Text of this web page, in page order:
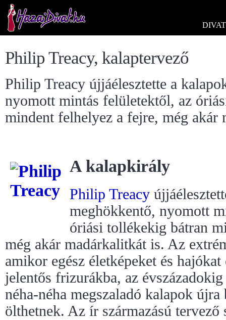
DIVAT
Philip Treacy, kalaptervező
Philip Treacy újjáélesztette a
nyomott mintás felületektől, az
mindent felhelyez a fejre, még akár
A kalapkirály
Philip Treacy
meghökkentő, nyomott
óriási tollékekig bátran
még akár madárkalitkát is. Az
amikor egész életképeket és
jelentős frizurákba, az
néha-néha megszaladó kalapok
ölthetnek. Az ír származású tervező